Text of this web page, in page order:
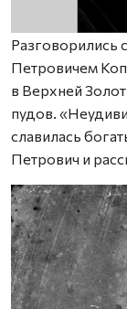
Петровичем
в Верхней
пудов.
славилась
Петрович и